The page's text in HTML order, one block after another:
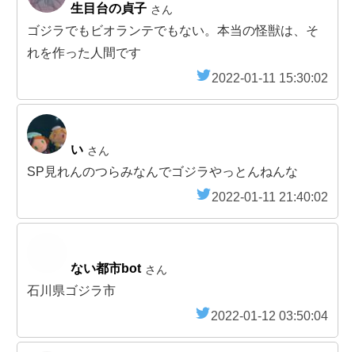
生目台の貞子 さん
ゴジラでもビオランテでもない。本当の怪獣は、そ
れを作った人間です
2022-01-11 15:30:02
い さん
SP見れんのつらみなんでゴジラやっとんねんな
2022-01-11 21:40:02
ない都市bot さん
石川県ゴジラ市
2022-01-12 03:50:04